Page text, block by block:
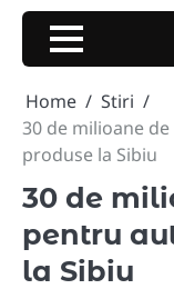
Skip
content
Home
Stiri
30 de milioane
produse la Sibiu
30 de
pentru
la Sibiu